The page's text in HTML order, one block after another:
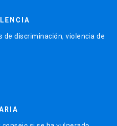
de discriminación, violencia de